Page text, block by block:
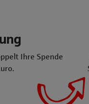
Ihre Spende